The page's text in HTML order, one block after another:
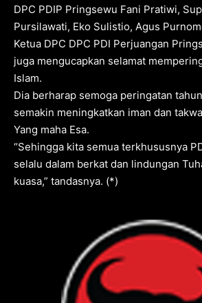
DPC PDIP Pringsewu Fani Pratiwi,
Pursilawati, Eko Sulistio, Agus
Ketua DPC DPC PDI Perjuangan
juga mengucapkan selamat
Islam.
Dia berharap semoga peringatan
semakin meningkatkan iman dan
Yang maha Esa.
“Sehingga kita semua terkhususnya
selalu dalam berkat dan lindungan
kuasa,” tandasnya. (*)